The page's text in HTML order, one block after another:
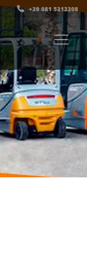
+39 081 5312308‬